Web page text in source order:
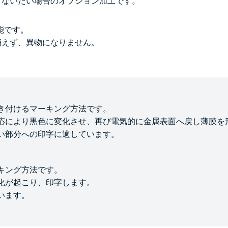
す。
ず、異物になりません。
けるマーキング方法です。
より黒色に変化させ、再び電気的に金属表面へ戻し薄膜を
分への印字に適しています。
グ方法です。
起こり、印字します。
す。